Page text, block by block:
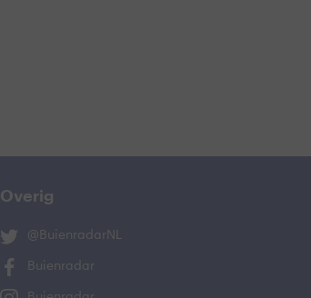
Overig
@BuienradarNL
Buienradar